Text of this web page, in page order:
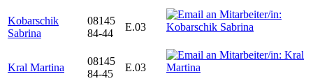
Kobarschik
Sabrina
08145
84-44
E.03
Kral Martina
08145
84-45
E.03